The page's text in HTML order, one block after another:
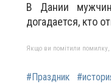
В Дании
догадается, кто
Якщо ви помітили помилку,
#Праздник